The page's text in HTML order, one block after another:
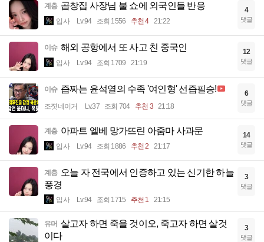
계층 곱창집 사장님 불 쇼에 외국인들 반응
입사 Lv.94 조회 1556 추천 4 21:22
4
댓글
이슈 해외 공항에서 또 사고 친 중국인
입사 Lv.94 조회 1709 21:19
12
댓글
이슈 즙짜는 윤석열의 수족 '여인형' 선즙필승!
조졋네이거 Lv.37 조회 704 추천 3 21:18
6
댓글
계층 아파트 엘베 망가뜨린 아줌마 사과문
입사 Lv.94 조회 1886 추천 2 21:17
14
댓글
계층 오늘 자 전국에서 인증하고 있는 신기한 하늘
풍경
입사 Lv.94 조회 1715 추천 1 21:15
3
댓글
유머 살고자 하면 죽을 것이오, 죽고자 하면 살것
이다
3
댓글